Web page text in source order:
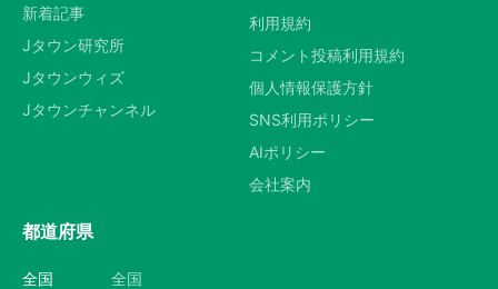
新着記事
Jタウン研究所
Jタウンウィズ
Jタウンチャンネル
利用規約
コメント投稿利用規約
個人情報保護方針
SNS利用ポリシー
AIポリシー
会社案内
都道府県
全国
全国